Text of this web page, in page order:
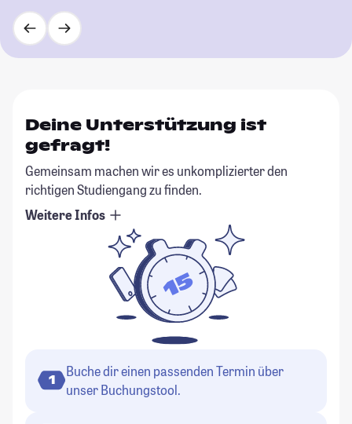
Deine Unterstützung ist
gefragt!
Gemeinsam machen wir es unkomplizierter den
richtigen Studiengang zu finden.
Weitere Infos
1
Buche dir einen passenden Termin über
unser Buchungstool.